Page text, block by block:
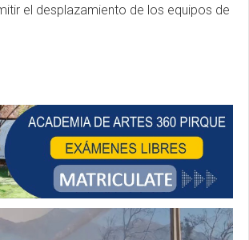
el desplazamiento de los equipos de